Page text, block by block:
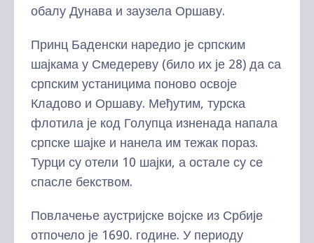
обалу Дунава и заузела Оршаву.
Принц Баденски наредио је српским
шајкама у Смедереву (било их је 28) да са
српским устаницима поново освоје
Кладово и Оршаву. Међутим, турска
флотила је код Голупца изненада напала
српске шајке и нанела им тежак пораз.
Турци су отели 10 шајки, а остале су се
спасле бекством.
Повлачење аустријске војске из Србије
отпочело је 1690. године. У периоду